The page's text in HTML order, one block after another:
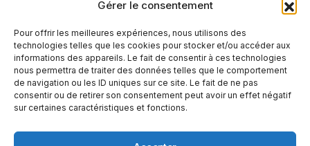
Gérer le consentement
Pour offrir les meilleures expériences, nous utilisons des
technologies telles que les cookies pour stocker et/ou accéder aux
informations des appareils. Le fait de consentir à ces technologies
nous permettra de traiter des données telles que le comportement
de navigation ou les ID uniques sur ce site. Le fait de ne pas
consentir ou de retirer son consentement peut avoir un effet négatif
sur certaines caractéristiques et fonctions.
Catégories
Recevez une information neutre et factuelle
E-mail
En cliquant sur le bouton « S'abonner », vous confirmez que vous